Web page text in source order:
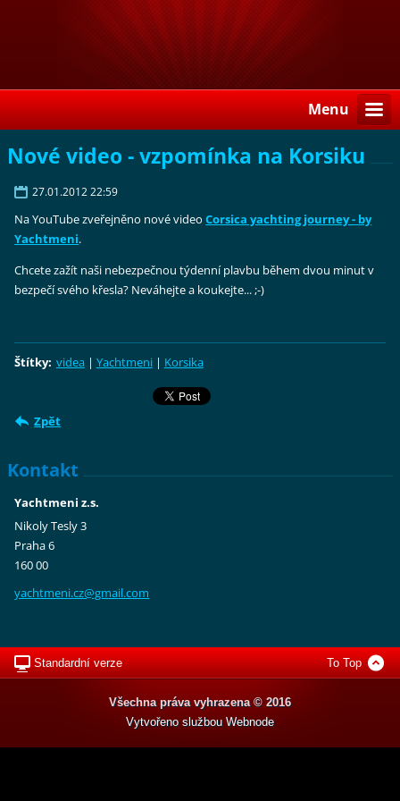
Menu
Nové video - vzpomínka na Korsiku
27.01.2012 22:59
Na YouTube zveřejněno nové videoCorsica yachting journey - by
Yachtmeni.
Chcete zažít naši nebezpečnou týdenní plavbu během dvou minut v
bezpečí svého křesla? Neváhejte a koukejte... ;-)
Štítky: videa | Yachtmeni | Korsika
Zpět
Kontakt
Yachtmeni z.s.
Nikoly Tesly 3
Praha 6
160 00
yachtmeni.cz@gmail.com
Standardní verze To Top
Všechna práva vyhrazena © 2016
Vytvořeno službou Webnode